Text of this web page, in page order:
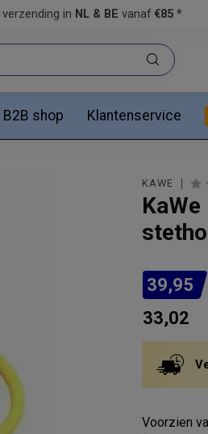
verzending in NL & BE vanaf €85 *
B2B shop Klantenservice
KAWE
39,95
33,02
Voorzien